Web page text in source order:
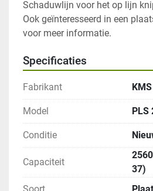
Schaduwlijn voor het op lijn
Ook geïnteresseerd in een
voor meer informatie.
Specificaties
Fabrikant KMS
Model PLS
Conditie
Capaciteit
37)